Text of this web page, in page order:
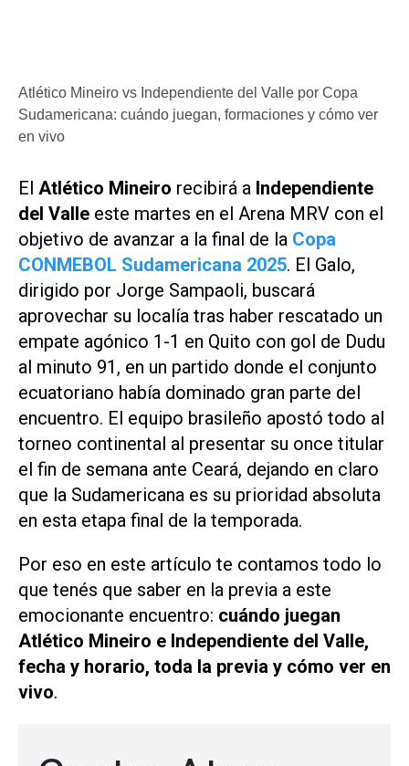
Atlético Mineiro vs Independiente del Valle por Copa
Sudamericana: cuándo juegan, formaciones y cómo ver
en vivo
El Atlético Mineiro recibirá a Independiente
del Valle este martes en el Arena MRV con el
objetivo de avanzar a la final de la Copa
CONMEBOL Sudamericana 2025. El Galo,
dirigido por Jorge Sampaoli, buscará
aprovechar su localía tras haber rescatado un
empate agónico 1-1 en Quito con gol de Dudu
al minuto 91, en un partido donde el conjunto
ecuatoriano había dominado gran parte del
encuentro. El equipo brasileño apostó todo al
torneo continental al presentar su once titular
el fin de semana ante Ceará, dejando en claro
que la Sudamericana es su prioridad absoluta
en esta etapa final de la temporada.
Por eso en este artículo te contamos todo lo
que tenés que saber en la previa a este
emocionante encuentro: cuándo juegan
Atlético Mineiro e Independiente del Valle,
fecha y horario, toda la previa y cómo ver en
vivo.